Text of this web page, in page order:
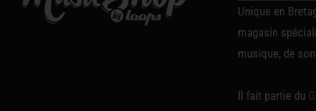
Unique en
magasin
musique, de
Il fait partie du